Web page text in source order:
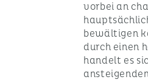
vorbei an
bewältigen
durch einen
handelt es